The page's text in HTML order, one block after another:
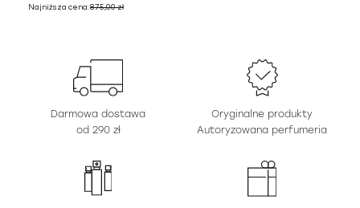
Najniższa cena: 875,00 zł
Darmowa dostawa
od 290 zł
Oryginalne produkty
Autoryzowana perfumeria